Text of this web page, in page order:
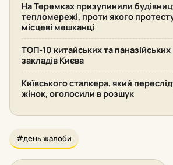
На Теремках призупинили
тепломережі, проти якого
місцеві мешканці
ТОП-10 китайських та паназійських
закладів Києва
Київського сталкера, який
жінок, оголосили в розшук
#день жалоби